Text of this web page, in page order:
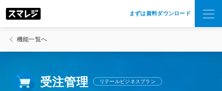
まずは資料ダウンロード
受注管理 リテールビジネスプラン
機能一覧へ